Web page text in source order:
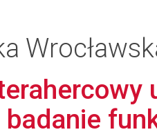
badanie